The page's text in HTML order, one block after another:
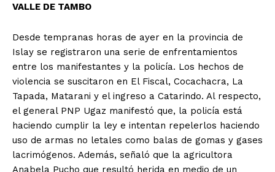
VALLE DE TAMBO
Desde tempranas horas de ayer en la provincia de
Islay se registraron una serie de enfrentamientos
entre los manifestantes y la policía. Los hechos de
violencia se suscitaron en El Fiscal, Cocachacra, La
Tapada, Matarani y el ingreso a Catarindo. Al respecto,
el general PNP Ugaz manifestó que, la policía está
haciendo cumplir la ley e intentan repelerlos haciendo
uso de armas no letales como balas de gomas y gases
lacrimógenos. Además, señaló que la agricultora
Anabela Pucho que resultó herida en medio de un